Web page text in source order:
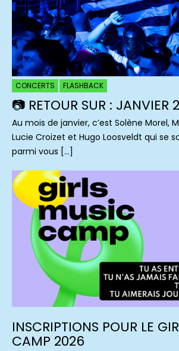
CONCERTS FLASHBACK
📷 RETOUR SUR : JANVIER
Au mois de janvier, c’est Solène Morel,
Lucie Croizet et Hugo Loosveldt qui se
parmi vous […]
INSCRIPTIONS POUR LE
CAMP 2026